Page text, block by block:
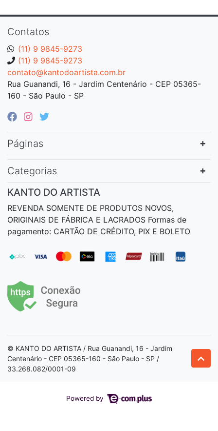
Contatos
(11) 9 9845-9273
(11) 9 9845-9273
contato@kantodoartista.com.br
Rua Guanandi, 16 - Jardim Centenário - CEP 05365-
160 - São Paulo - SP
Páginas
Categorias
KANTO DO ARTISTA
REVENDA SOMENTE DE PRODUTOS NOVOS,
ORIGINAIS DE FÁBRICA E LACRADOS Formas de
pagamento: CARTÃO DE CRÉDITO, PIX E BOLETO
© KANTO DO ARTISTA / Rua Guanandi, 16 - Jardim
Centenário - CEP 05365-160 - São Paulo - SP /
33.268.082/0001-09
Powered by